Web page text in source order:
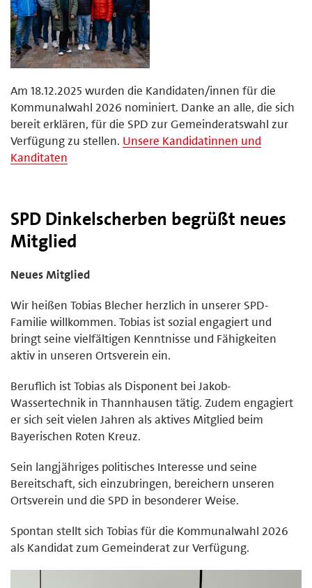
Am 18.12.2025 wurden die Kandidaten/innen für die
Kommunalwahl 2026 nominiert. Danke an alle, die sich
bereit erklären, für die SPD zur Gemeinderatswahl zur
Verfügung zu stellen. Unsere Kandidatinnen und
Kanditaten
SPD Dinkelscherben begrüßt neues
Mitglied
Neues Mitglied
Wir heißen Tobias Blecher herzlich in unserer SPD-
Familie willkommen. Tobias ist sozial engagiert und
bringt seine vielfältigen Kenntnisse und Fähigkeiten
aktiv in unseren Ortsverein ein.
Beruflich ist Tobias als Disponent bei Jakob-
Wassertechnik in Thannhausen tätig. Zudem engagiert
er sich seit vielen Jahren als aktives Mitglied beim
Bayerischen Roten Kreuz.
Sein langjähriges politisches Interesse und seine
Bereitschaft, sich einzubringen, bereichern unseren
Ortsverein und die SPD in besonderer Weise.
Spontan stellt sich Tobias für die Kommunalwahl 2026
als Kandidat zum Gemeinderat zur Verfügung.